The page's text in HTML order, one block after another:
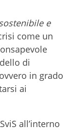
e
come un
di
in grado
ai
all’interno